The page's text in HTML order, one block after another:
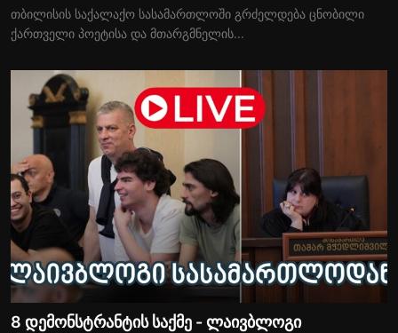
თბილისის საქალაქო სასამართლოში გრძელდება ცნობილი
ქართველი პოეტისა და მთარგმნელის...
8 დემონსტრანტის საქმე - ლაივბლოგი